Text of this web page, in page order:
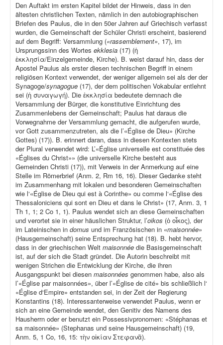
Den Auftakt im ersten Kapitel bildet der Hinweis, dass in den
ältesten christlichen Texten, nämlich in den autobiographischen
Briefen des Paulus, die in den 50er Jahren auf Griechisch verfasst
wurden, die Gemeinschaft der Schüler Christi erscheint, basierend
auf dem Begriff: Versammlung («rassemblement», 17), im
Ursprungssinn des Wortes ekklesia (17) (ἡ
ἐκκλησία/Einzelgemeinde, Kirche). B. weist darauf hin, dass der
Apostel Paulus als erster diesen technischen Begriff in einem
religiösen Kontext verwendet, der weniger allgemein sei als der der
Synagoge/synagogue (17), der dem politischen Vokabular entlehnt
sei (ἡ συναγωγή). Die ἐκκλησία bedeutete demnach die
Versammlung der Bürger, die konstitutive Einrichtung des
Zusammenlebens der Gemeinschaft; Paulus hat daraus die
Vorwegnahme der Versammlung gemacht, die aufgerufen wurde,
vor Gott zusammenzutreten, als die l’«Église de Dieu» (Kirche
Gottes) (17)). B. erinnert daran, dass in diesen Kontexten stets
der Plural verwendet wird: L’«Église universelle est constituée des
«Églises du Christ»» (die universelle Kirche besteht aus
Gemeinden Christi (17)), mit Verweis in der Anmerkung auf eine
Stelle im Römerbrief (Anm. 2, Rm 16, 16). Dieser Gedanke steht
im Zusammenhang mit lokalen und besonderen Gemeinschaften
wie l‘«Église de Dieu qui est à Corinthe» ou comme l‘«Église des
Thessaloniciens qui sont en Dieu et dans le Christ» (17, Anm. 3, 1
Th 1, 1; 2 Co 1, 1). Paulus wendet sich an diese Gemeinschaften
und verortet sie in einer häuslichen Struktur, l’oikos (ὁ οἶκος), der
im Lateinischen in domus und im Französischen in «maisonnée»
(Hausgemeinschaft) seine Entsprechung hat (18). B. hebt hervor,
dass in der griechischen Welt maisonnée die Basisgemeinschaft
ist, auf der sich die Stadt gründet. Die Autorin beschreibt mit
wenigen Strichen die Entwicklung der Kirche, die ihren
Ausgangspunkt bei diesen maisonnées genommen habe, also als
l’«Église par maisonnées», über l’«Église de cité» bis schließlich l‘
«Église d‘Empire» entstanden sei, in der Zeit der Regierung
Konstantins (18). Interessanterweise verwendet Paulus, wenn er
sich an eine Gemeinde wendet, den Genitiv des Namens des
Hausherrn oder er benutzt ein Possessivpronomen: «Stéphanas et
sa maisonnée» (Stephanas und seine Hausgemeinschaft) (19,
Anm. 5, 1 Co, 16, 15: τὴν οἰκίαν Στεφανᾶ).